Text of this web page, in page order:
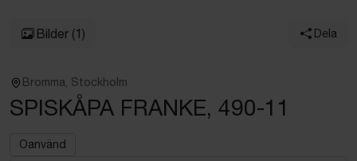
Bilder (1) Dela
Bromma, Stockholm
SPISKÅPA FRANKE, 490-11
Oanvänd